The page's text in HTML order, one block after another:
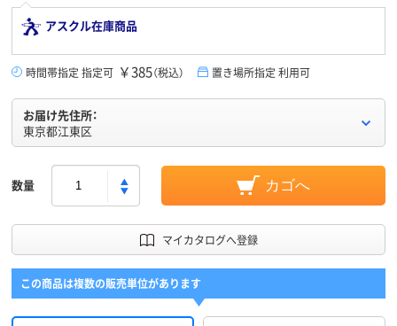
アスクル在庫商品
時間帯指定 指定可 ￥385（税込） 置き場所指定 利用可
お届け先住所：
東京都江東区
数量 カゴへ
マイカタログへ登録
この商品は複数の販売単位があります